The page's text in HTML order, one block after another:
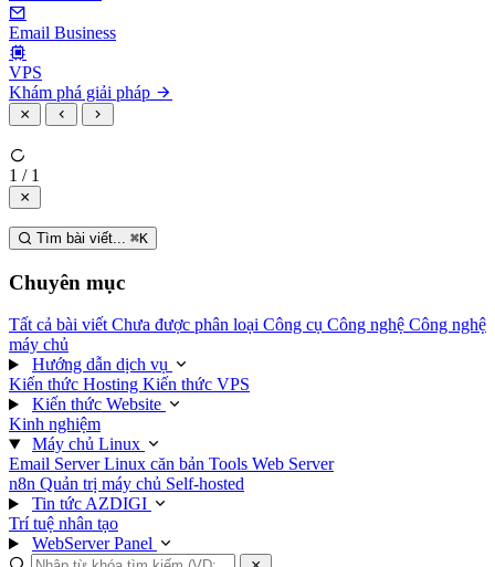
Email Business
VPS
Khám phá giải pháp
1 / 1
Tìm bài viết... ⌘K
Chuyên mục
Tất cả bài viết Chưa được phân loại Công cụ Công nghệ Công nghệ
máy chủ
Hướng dẫn dịch vụ
Kiến thức Hosting Kiến thức VPS
Kiến thức Website
Kinh nghiệm
Máy chủ Linux
Email ServerLinux căn bản Tools Web Server
n8n Quản trị máy chủ Self-hosted
Tin tức AZDIGI
Trí tuệ nhân tạo
WebServer Panel